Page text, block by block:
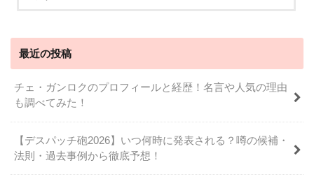
最近の投稿
チェ・ガンロクのプロフィールと経歴！名言や人気の理由
も調べてみた！
【デスパッチ砲2026】いつ何時に発表される？噂の候補・
法則・過去事例から徹底予想！